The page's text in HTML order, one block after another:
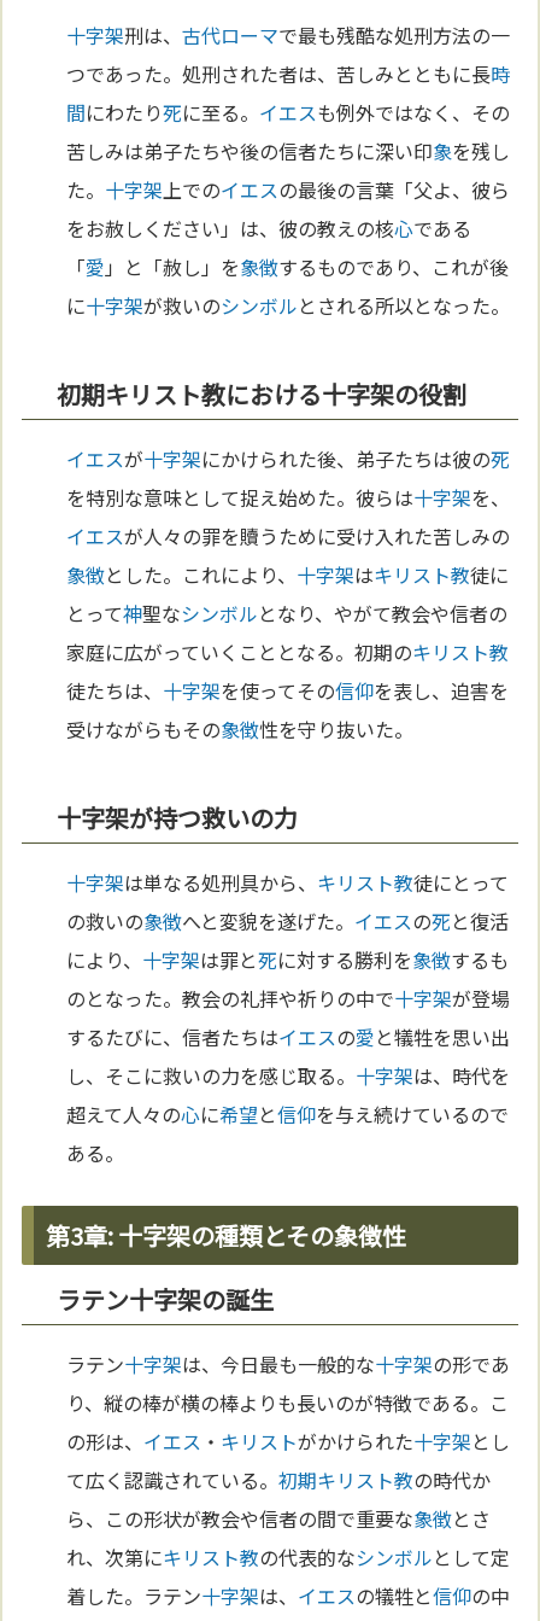
十字架刑は、古代ローマで最も残酷な処刑方法の一
つであった。処刑された者は、苦しみとともに長時
間にわたり死に至る。 イエスも例外ではなく、その
苦しみは弟子たちや後の信者たちに深い印象を残し
た。 十字架上でのイエスの最後の言葉「父よ、彼ら
をお赦しください」は、彼の教えの核心である
「愛 」と「赦し」を象徴するものであり、これが後
に十字架が救いのシンボルとされる所以となった。
初期キリスト教における十字架の役割
イエスが十字架にかけられた後、弟子たちは彼の死
を特別な意味として捉え始めた。彼らは十字架を、
イエスが人々の罪を贖うために受け入れた苦しみの
象徴とした。これにより、 十字架はキリスト教徒に
とって神聖なシンボルとなり、やがて教会や信者の
家庭に広がっていくこととなる。初期のキリスト教
徒たちは、 十字架を使ってその信仰を表し、迫害を
受けながらもその象徴性を守り抜いた。
十字架が持つ救いの力
十字架は単なる処刑具から、 キリスト教徒にとって
の救いの象徴へと変貌を遂げた。 イエスの死と復活
により、 十字架は罪と死に対する勝利を象徴するも
のとなった。教会の礼拝や祈りの中で十字架が登場
するたびに、信者たちはイエスの愛と犠牲を思い出
し、そこに救いの力を感じ取る。 十字架は、時代を
超えて人々の心に希望と信仰を与え続けているので
ある。
第3章: 十字架の種類とその象徴性
ラテン十字架の誕生
ラテン十字架は、今日最も一般的な十字架の形であ
り、縦の棒が横の棒よりも長いのが特徴である。こ
の形は、 イエス ・ キリストがかけられた十字架とし
て広く認識されている。初期キリスト教の時代か
ら、この形状が教会や信者の間で重要な象徴とさ
れ、次第にキリスト教の代表的なシンボルとして定
着した。ラテン十字架は、 イエスの犠牲と信仰の中